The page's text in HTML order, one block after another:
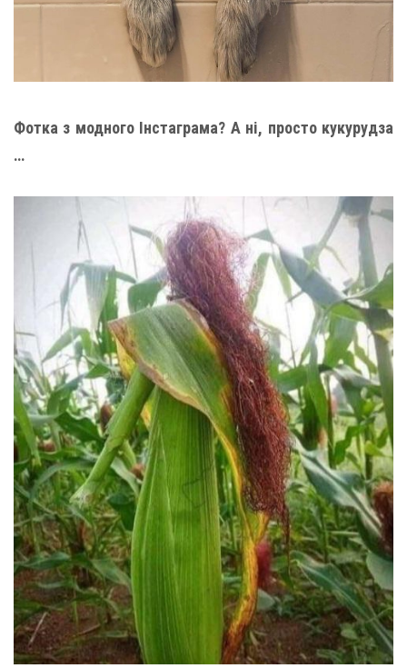
Фотка з модного Інстаграма? А ні, просто кукурудза
…